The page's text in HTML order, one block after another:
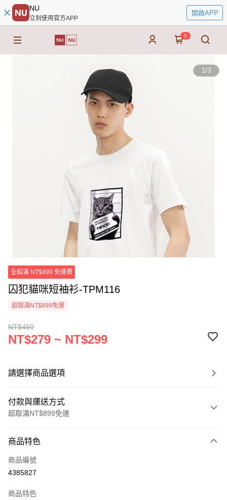
NU
立刻使用官方APP
開啟APP
0
1/3
全館滿 NT$899 免運費
囚犯貓咪短袖衫-TPM116
超取滿NT$899免運
NT$450
NT$279 ~ NT$299
請選擇商品選項
付款與運送方式
超取滿NT$899免運
信用卡一次付款
信用卡分期付款
合作金庫商業銀行
6 期 0 利率 每期
商品特色
商品編號
4385827
商品特色